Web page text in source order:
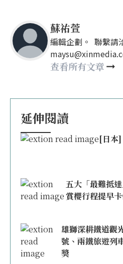
蘇祐萱
編輯企劃。 聯繫請
查看所有文章
延伸閱讀
[日本]
五大「最難抵
賞櫻行程提早
雄獅深耕鐵道觀
號、兩鐵旅遊列
獎